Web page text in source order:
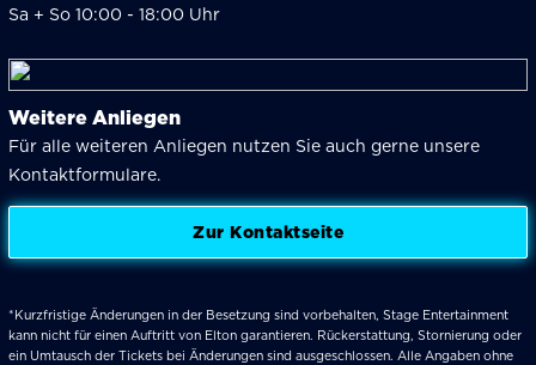
Sa + So 10:00 - 18:00 Uhr
Weitere Anliegen
Für alle weiteren Anliegen nutzen Sie auch gerne unsere
Kontaktformulare.
Zur Kontaktseite
*Kurzfristige Änderungen in der Besetzung sind vorbehalten, Stage Entertainment
kann nicht für einen Auftritt von Elton garantieren. Rückerstattung, Stornierung oder
ein Umtausch der Tickets bei Änderungen sind ausgeschlossen. Alle Angaben ohne